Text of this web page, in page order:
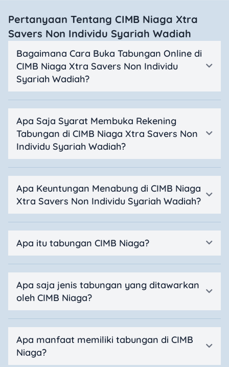
Pertanyaan Tentang CIMB Niaga Xtra
Savers Non Individu Syariah Wadiah
Bagaimana Cara Buka Tabungan Online di
CIMB Niaga Xtra Savers Non Individu
Syariah Wadiah?
Apa Saja Syarat Membuka Rekening
Tabungan di CIMB Niaga Xtra Savers Non
Individu Syariah Wadiah?
Apa Keuntungan Menabung di CIMB Niaga
Xtra Savers Non Individu Syariah Wadiah?
Apa itu tabungan CIMB Niaga?
Apa saja jenis tabungan yang ditawarkan
oleh CIMB Niaga?
Apa manfaat memiliki tabungan di CIMB
Niaga?